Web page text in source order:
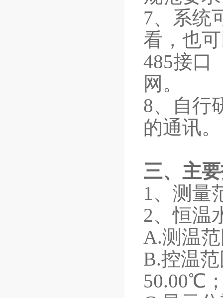
7、系统
看，也
485接口
网。
8、自行
的通讯。
三、主
1、测量
2、恒温
A.测温
B.控温
50.00℃